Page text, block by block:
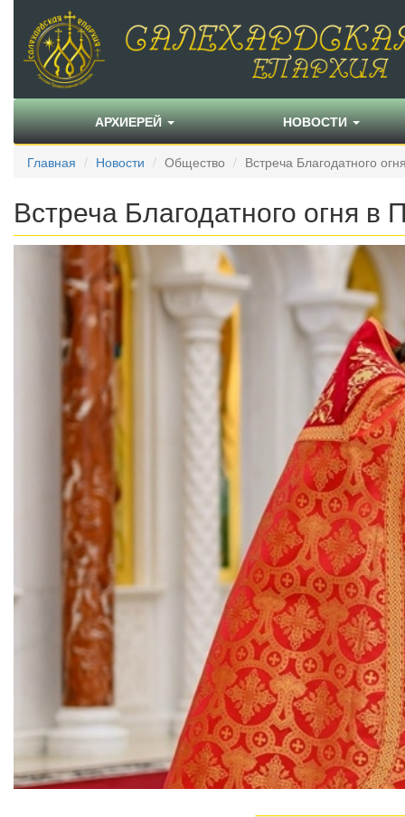
АРХИЕРЕЙ НОВОСТИ
Главная Новости Общество Встреча Благодатного
Встреча Благодатного огня